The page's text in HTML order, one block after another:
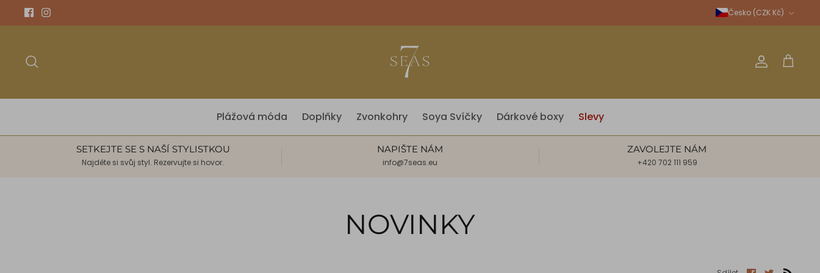
Přeskočit
Měna
Česko (CZK Kč)
ÚčetKošík
Plážová móda Doplňky Zvonkohry Soya Svíčky Dárkové boxy Slevy
SETKEJTE SE S NAŠÍ STYLISTKOU
Najděte si svůj styl. Rezervujte si hovor.
NAPIŠTE NÁM
info@7seas.eu
ZAVOLEJTE NÁM
+420 702 111 959
NOVINKY